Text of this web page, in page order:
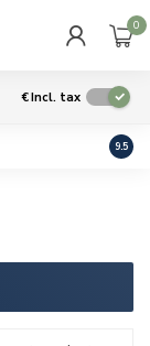
0
€Incl. tax
Geen
9.5